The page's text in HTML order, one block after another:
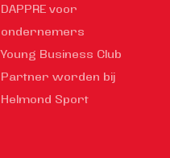
DAPPRE voor
ondernemers
Young Business Club
Partner worden bij
Helmond Sport